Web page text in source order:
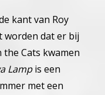
kant van Roy
worden dat er bij
Cats kwamen
Lampis een
met een